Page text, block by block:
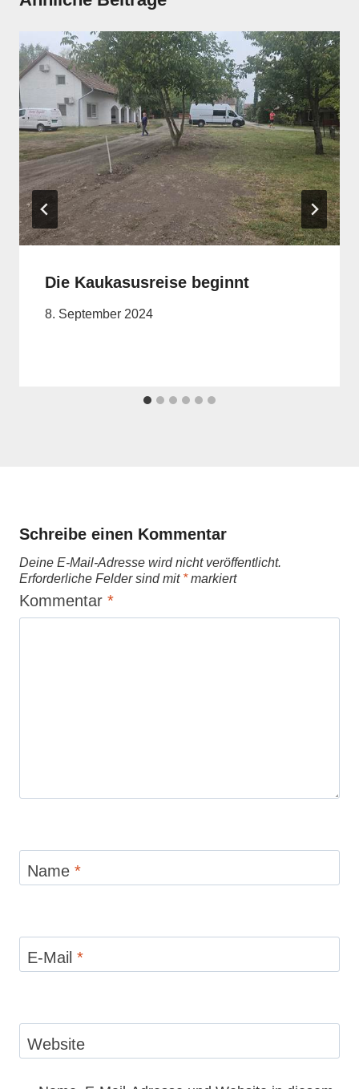
Die Kaukasusreise beginnt
8. September 2024
Schreibe einen Kommentar
Deine E-Mail-Adresse wird nicht veröffentlicht.
Erforderliche Felder sind mit *markiert
Kommentar *
Name *
E-Mail *
Website